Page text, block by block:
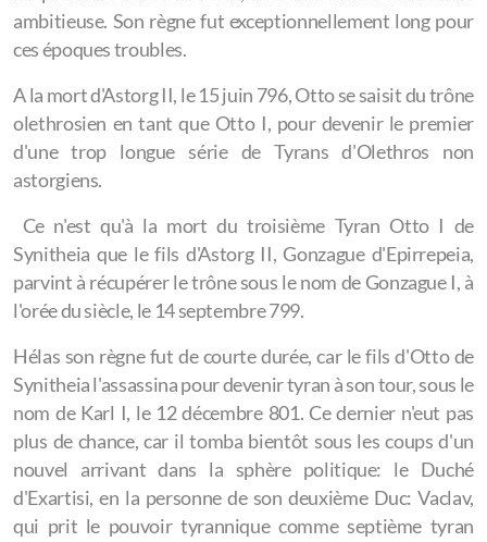
ambitieuse. Son règne fut exceptionnellement long pour
ces époques troubles.
A la mort d'Astorg II, le 15 juin 796, Otto se saisit du trône
olethrosien en tant que Otto I, pour devenir le premier
d'une trop longue série de Tyrans d'Olethros non
astorgiens.
Ce n'est qu'à la mort du troisième Tyran Otto I de
Synitheia que le fils d'Astorg II, Gonzague d'Epirrepeia,
parvint à récupérer le trône sous le nom de Gonzague I, à
l'orée du siècle, le 14 septembre 799.
Hélas son règne fut de courte durée, car le fils d'Otto de
Synitheia l'assassina pour devenir tyran à son tour, sous le
nom de Karl I, le 12 décembre 801. Ce dernier n'eut pas
plus de chance, car il tomba bientôt sous les coups d'un
nouvel arrivant dans la sphère politique: le Duché
d'Exartisi, en la personne de son deuxième Duc: Vaclav,
qui prit le pouvoir tyrannique comme septième tyran